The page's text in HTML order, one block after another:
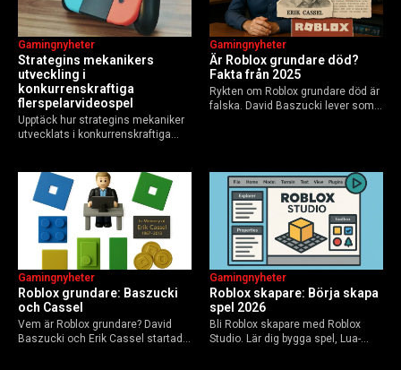
Strategins mekanikers
utveckling i
konkurrenskraftiga
flerspelarvideospel
Gamingnyheter
Upptäck hur strategins mekaniker
utvecklats i konkurrenskraftiga
AI-drivna innovationer.
Är Roblox grundare död?
Fakta från 2025
Gamingnyheter
Rykten om Roblox grundare död är
falska. David Baszucki lever som
Roblox grundare: Baszucki
och Cassel
Gamingnyheter
Vem är Roblox grundare? David
Baszucki och Erik Cassel startade
Roblox skapare: Börja skapa
spel 2026
Gamingnyheter
Bli Roblox skapare med Roblox
Studio. Lär dig bygga spel, Lua-